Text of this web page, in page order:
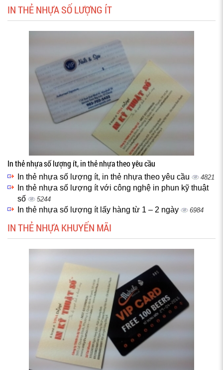
IN THẺ NHỰA SỐ LƯỢNG ÍT
In thẻ nhựa số lượng ít, in thẻ nhựa theo yêu cầu
In thẻ nhựa số lượng ít, in thẻ nhựa theo yêu cầu 4821
In thẻ nhựa số lượng ít với công nghệ in phun kỹ thuật
số
5244
In thẻ nhựa số lượng ít lấy hàng từ 1 – 2 ngày 6984
IN THẺ NHỰA KHUYẾN MÃI